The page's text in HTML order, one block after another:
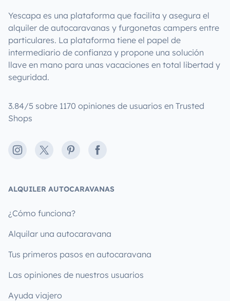
Yescapa es una plataforma que facilita y asegura el
alquiler de autocaravanas y furgonetas campers entre
particulares. La plataforma tiene el papel de
intermediario de confianza y propone una solución
llave en mano para unas vacaciones en total libertad y
seguridad.
3.84/5 sobre 1170 opiniones de usuarios en Trusted
Shops
Instagram
X PinterestFacebook
ALQUILER AUTOCARAVANAS
¿Cómo funciona?
Alquilar una autocaravana
Tus primeros pasos en autocaravana
Las opiniones de nuestros usuarios
Ayuda viajero